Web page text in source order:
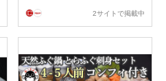
【AB95・AB203・AB204】
2サイトで掲載中